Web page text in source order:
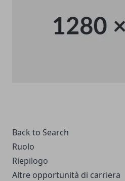
Back to Search
Ruolo
Riepilogo
Altre opportunità di carriera